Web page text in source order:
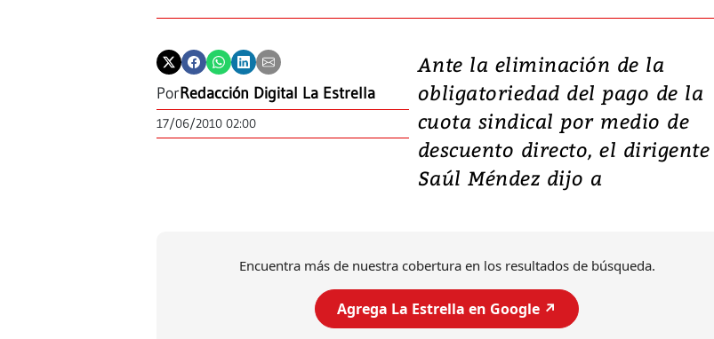
PorRedacción Digital La Estrella
17/06/2010 02:00
Ante la eliminación de la
obligatoriedad del pago de la
cuota sindical por medio de
descuento directo, el dirigente
Saúl Méndez dijo a
Encuentra más de nuestra cobertura en los resultados de búsqueda.
Agrega La Estrella en Google ↗️
Video, Japón: Terremoto
deja heridos y graves
daños en Kumamoto